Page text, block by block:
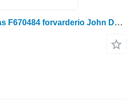
Hidraulinis skirstytuvas F670484 forvarderio John Deere 1510 E 1210 E